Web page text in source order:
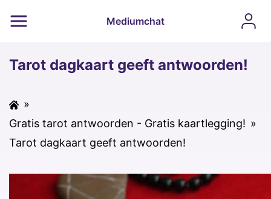
Mediumchat
Tarot dagkaart geeft antwoorden!
»
Gratis tarot antwoorden - Gratis kaartlegging! »
Tarot dagkaart geeft antwoorden!